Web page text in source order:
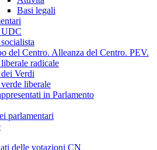
Basi legali
UDC
del Centro. Alleanza del Centro. PEV.
radicale
Verdi
liberale
in Parlamento
parlamentari
delle votazioni CN